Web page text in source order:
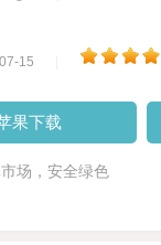
15
果下载
场，安全绿色